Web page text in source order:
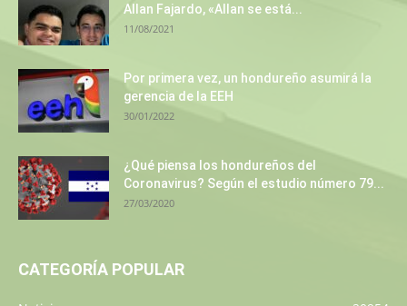
Allan Fajardo, «Allan se está...
11/08/2021
Por primera vez, un hondureño asumirá la
gerencia de la EEH
30/01/2022
¿Qué piensa los hondureños del
Coronavirus? Según el estudio número 79...
27/03/2020
CATEGORÍA POPULAR